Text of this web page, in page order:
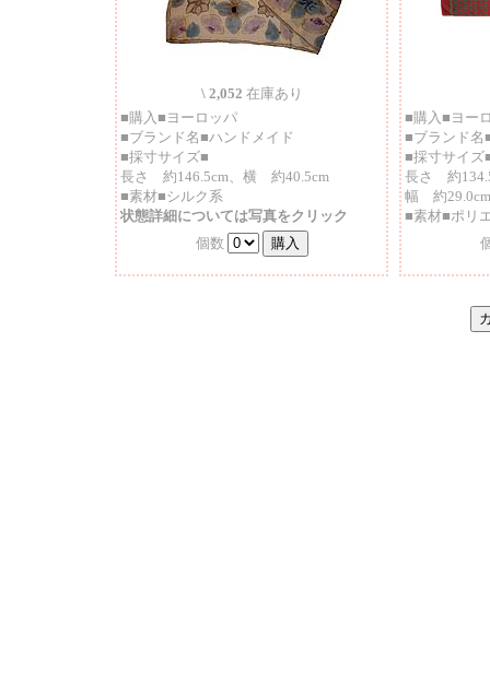
\ 2,052 在庫あり
■購入■ヨーロッパ
■ブランド名■ハンドメイド
■採寸サイズ■
長さ 約146.5cm、横 約40.5cm
■素材■シルク系
状態詳細については写真をクリック
個数
■購入■ヨー
■ブランド
■採寸サイズ
長さ 約
幅 約29.0cm
■素材■ポリ